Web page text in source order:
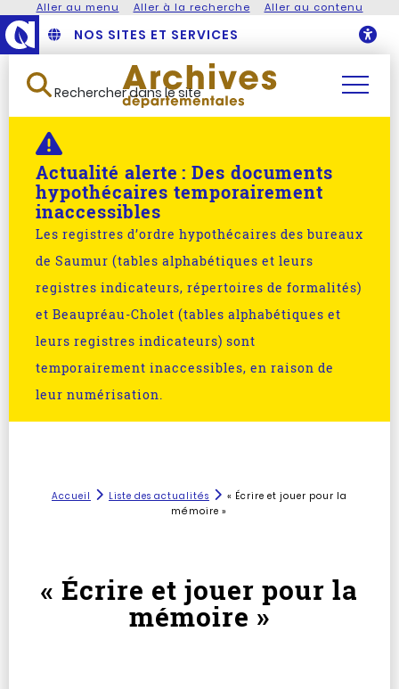
Aller au menu Aller à la recherche Aller au contenu
NOS SITES ET SERVICES
Rechercher dans le site
Actualité alerte : Des documents
hypothécaires temporairement
inaccessibles
Les registres d’ordre hypothécaires des bureaux
de Saumur (tables alphabétiques et leurs
registres indicateurs, répertoires de formalités)
et Beaupréau-Cholet (tables alphabétiques et
leurs registres indicateurs) sont
temporairement inaccessibles, en raison de
leur numérisation.
Accueil Liste des actualités
« Écrire et jouer pour la
mémoire »
« Écrire et jouer pour la
mémoire »